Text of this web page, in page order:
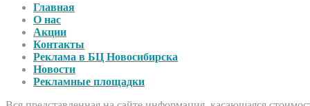
Главная
О нас
Акции
Контакты
Реклама в БЦ Новосибирска
Новости
Рекламные площадки